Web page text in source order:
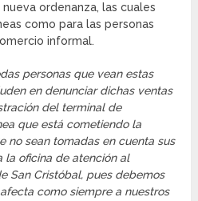
ordenanza, las cuales
como para las personas
informal.
personas que vean estas
en denunciar dichas ventas
del terminal de
que está cometiendo la
no sean tomadas en cuenta sus
la oficina de atención al
San Cristóbal, pues debemos
como siempre a nuestros